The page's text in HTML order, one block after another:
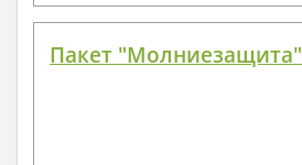
Пакет "Молниезащита"